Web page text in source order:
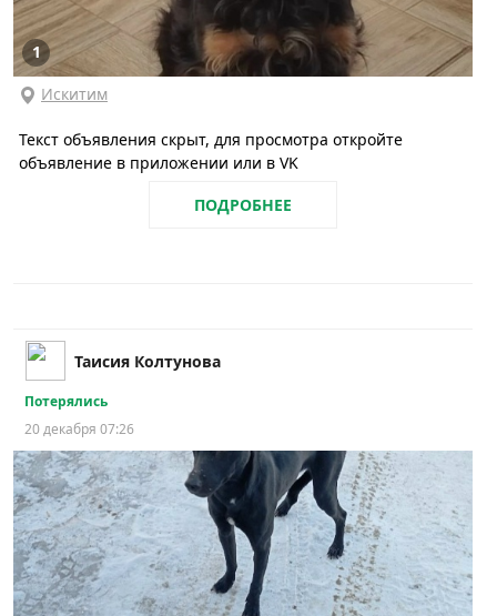
1
Искитим
Текст объявления скрыт, для просмотра откройте
объявление в приложении или в VK
ПОДРОБНЕЕ
Таисия Колтунова
Потерялись
20 декабря 07:26